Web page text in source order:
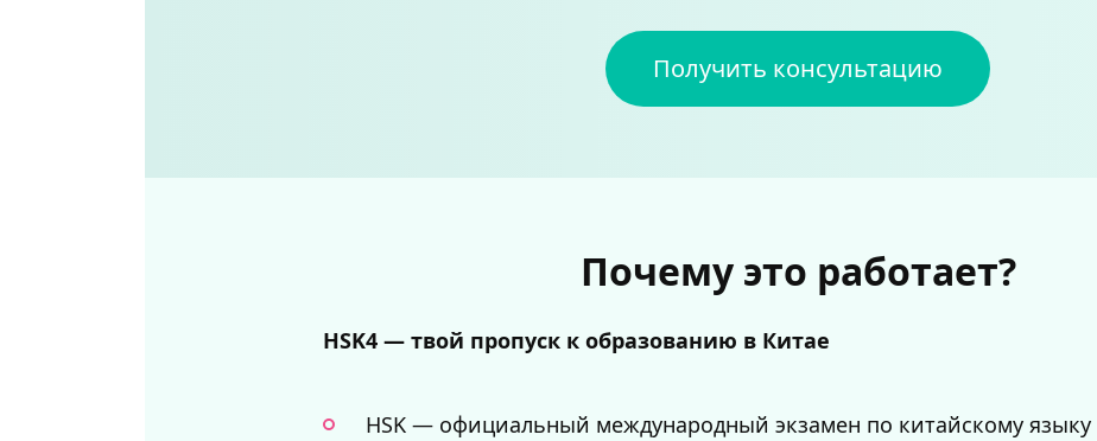
Получить консультацию
Почему это работает?
HSK4 — твой пропуск к образованию в Китае
HSK — официальный международный экзамен по китайскому языку